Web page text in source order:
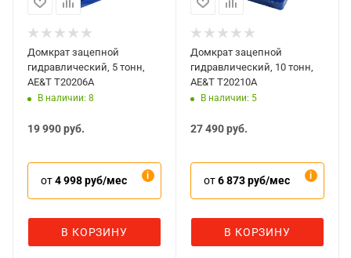
Домкрат зацепной
гидравлический, 5 тонн,
AE&T T20206A
В наличии: 8
19 990руб.
от4 998 руб/мес
В КОРЗИНУ
Домкрат зацепной
гидравлический, 10 тонн,
AE&T T20210A
В наличии: 5
27 490руб.
от6 873 руб/мес
В КОРЗИНУ